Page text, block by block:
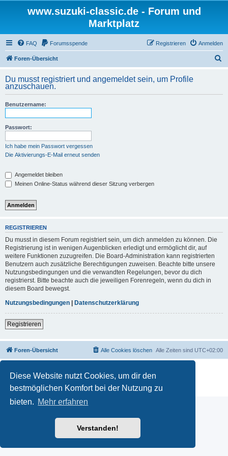
Diese Website nutzt Cookies, um dir den
bestmöglichen Komfort bei der Nutzung zu
bieten. Mehr erfahren
Verstanden!
www.suzuki-classic.de - Forum und
Marktplatz
FAQ Forumsspende Anmelden
Registrieren
Foren-Übersicht
h
Du musst registriert und angemeldet sein, um Profile
anzuschauen.
Benutzername:
Passwort:
Ich habe mein Passwort vergessen
Die Aktivierungs-E-Mail erneut senden
Angemeldet bleiben
Meinen Online-Status während dieser Sitzung verbergen
REGISTRIEREN
Du musst in diesem Forum registriert sein, um dich anmelden zu können. Die
Registrierung ist in wenigen Augenblicken erledigt und ermöglicht dir, auf
weitere Funktionen zuzugreifen. Die Board-Administration kann registrierten
Benutzern auch zusätzliche Berechtigungen zuweisen. Beachte bitte unsere
Nutzungsbedingungen und die verwandten Regelungen, bevor du dich
registrierst. Bitte beachte auch die jeweiligen Forenregeln, wenn du dich in
diesem Board bewegst.
Nutzungsbedingungen | Datenschutzerklärung
Registrieren
Foren-Übersicht Alle Zeiten sind UTC+02:00
Alle Cookies löschen
Deutsche Übersetzung durch
phpBB.de
Datenschutz|Nutzungsbedingungen